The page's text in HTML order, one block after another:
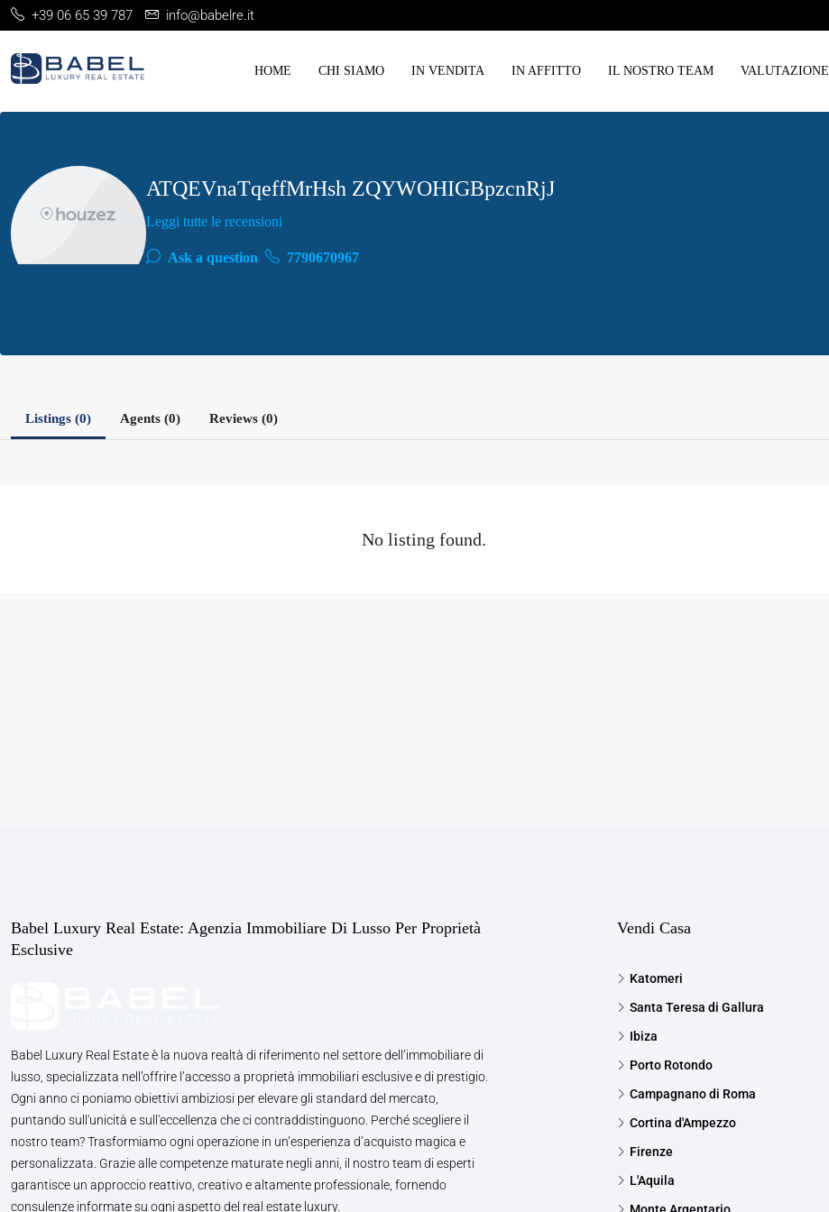
+39 06 65 39 787 info@babelre.it
HOME CHI SIAMO IN VENDITA IN AFFITTO IL NOSTRO TEAM VALUTAZIONE
ATQEVnaTqeffMrHsh ZQYWOHIGBpzcnRjJ
Leggi tutte le recensioni
Ask a question 7790670967
Listings (0) Agents (0) Reviews (0)
No listing found.
Babel Luxury Real Estate: Agenzia Immobiliare Di Lusso Per Proprietà
Esclusive
Babel Luxury Real Estate è la nuova realtà di riferimento nel settore dell’immobiliare di
lusso, specializzata nell’offrire l’accesso a proprietà immobiliari esclusive e di prestigio.
Ogni anno ci poniamo obiettivi ambiziosi per elevare gli standard del mercato,
puntando sull'unicità e sull'eccellenza che ci contraddistinguono. Perché scegliere il
nostro team? Trasformiamo ogni operazione in un’esperienza d’acquisto magica e
personalizzata. Grazie alle competenze maturate negli anni, il nostro team di esperti
garantisce un approccio reattivo, creativo e altamente professionale, fornendo
consulenze informate su ogni aspetto del real estate luxury.
Vendi Casa
Katomeri
Santa Teresa di Gallura
Ibiza
Porto Rotondo
Campagnano di Roma
Cortina d'Ampezzo
Firenze
L'Aquila